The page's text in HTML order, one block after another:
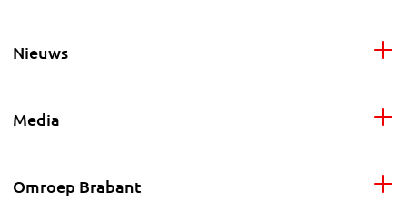
Nieuws
Media
Omroep Brabant